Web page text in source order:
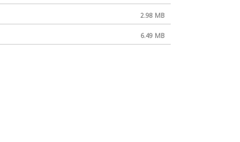
2.98 MB
6.49 MB